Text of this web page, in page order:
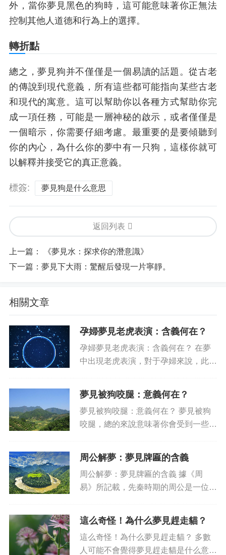
外，當你夢見黑色的狗時，這可能意味著你正無法
控制其他人道德和行為上的選擇。
轉折點
總之，夢見狗并不僅僅是一個易讀的話題。從古老
的傳說到現代意義，所有這些都可能指向某些古老
和現代的寓意。這可以幫助你以各種方式幫助你完
成一項任務，可能是一層神秘的啟示，或者僅僅是
一個暗示，你需要仔細考慮。最重要的是要傾聽到
你的內心，為什么你的夢中有一只狗，這樣你就可
以解釋并接受它的真正意義。
標簽: 夢見狗是什么意思
返回列表
上一篇：
《夢見水：探求你的潛意識》
下一篇： 夢見下大雨：驚醒后發現一片寧靜。
相關文章
孕婦夢見老虎表演：含義何在？
孕婦夢見老虎表演：含義何在？ 在夢
中出現老虎表演，對于孕婦來說，此夢
她正在日思夜想，要做出正確的決定，
以維護自身及家人的利益，達到...
夢見被狗咬腿：意義何在？
夢見被狗咬腿：意義何在？ 夢見被狗
咬腿，總的來說意味著你會受到一些傷
味著嚴重的錯誤或危險，但卻不可忽
視，因為它可能代表你正處于一個...
周公解夢：夢見牌匾的含義
周公解夢：夢見牌匾的含義 據《周
易》所記載，先秦時期的周公是一位杰
有《周易》、《尚書》等影響深遠的著
作，其中就提供了夢見牌匾的含義...
這么奇怪！為什么夢見趕走貓？
這么奇怪！為什么夢見趕走貓？ 多數
人可能不會覺得夢見趕走貓是什么意